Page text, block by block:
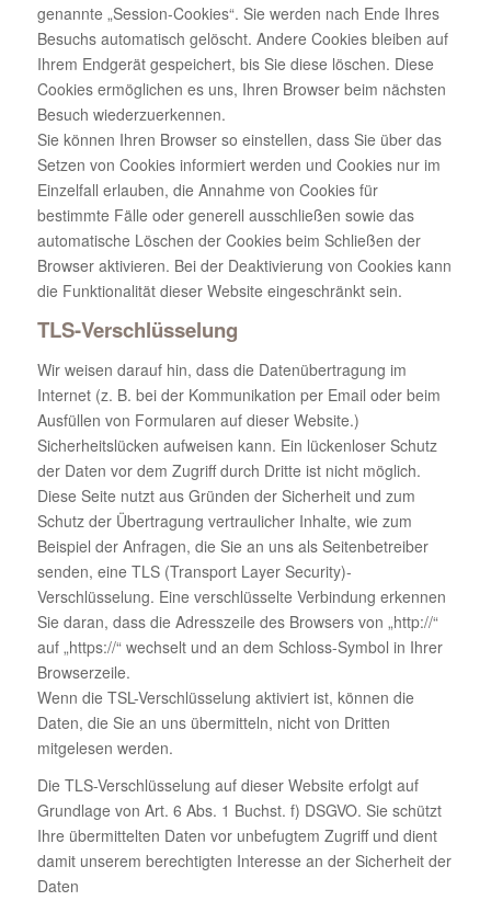
genannte „Session-Cookies“. Sie werden nach Ende Ihres
Besuchs automatisch gelöscht. Andere Cookies bleiben auf
Ihrem Endgerät gespeichert, bis Sie diese löschen. Diese
Cookies ermöglichen es uns, Ihren Browser beim nächsten
Besuch wiederzuerkennen.
Sie können Ihren Browser so einstellen, dass Sie über das
Setzen von Cookies informiert werden und Cookies nur im
Einzelfall erlauben, die Annahme von Cookies für
bestimmte Fälle oder generell ausschließen sowie das
automatische Löschen der Cookies beim Schließen der
Browser aktivieren. Bei der Deaktivierung von Cookies kann
die Funktionalität dieser Website eingeschränkt sein.
TLS-Verschlüsselung
Wir weisen darauf hin, dass die Datenübertragung im
Internet (z. B. bei der Kommunikation per Email oder beim
Ausfüllen von Formularen auf dieser Website.)
Sicherheitslücken aufweisen kann. Ein lückenloser Schutz
der Daten vor dem Zugriff durch Dritte ist nicht möglich.
Diese Seite nutzt aus Gründen der Sicherheit und zum
Schutz der Übertragung vertraulicher Inhalte, wie zum
Beispiel der Anfragen, die Sie an uns als Seitenbetreiber
senden, eine TLS (Transport Layer Security)-
Verschlüsselung. Eine verschlüsselte Verbindung erkennen
Sie daran, dass die Adresszeile des Browsers von „http://“
auf „https://“ wechselt und an dem Schloss-Symbol in Ihrer
Browserzeile.
Wenn die TSL-Verschlüsselung aktiviert ist, können die
Daten, die Sie an uns übermitteln, nicht von Dritten
mitgelesen werden.
Die TLS-Verschlüsselung auf dieser Website erfolgt auf
Grundlage von Art. 6 Abs. 1 Buchst. f) DSGVO. Sie schützt
Ihre übermittelten Daten vor unbefugtem Zugriff und dient
damit unserem berechtigten Interesse an der Sicherheit der
Daten